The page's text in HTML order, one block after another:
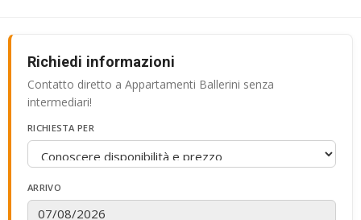
Richiedi informazioni
Contatto diretto a Appartamenti Ballerini senza
intermediari!
RICHIESTA PER
ARRIVO